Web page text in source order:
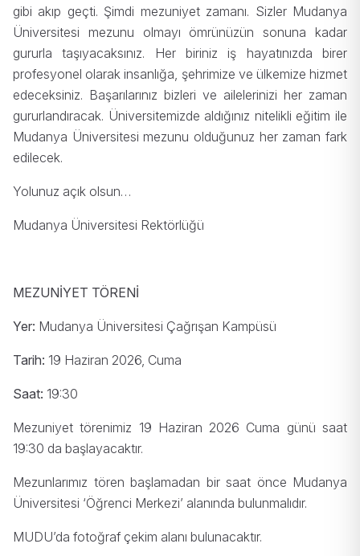
gibi akıp geçti. Şimdi mezuniyet zamanı. Sizler Mudanya
Üniversitesi mezunu olmayı ömrünüzün sonuna kadar
gururla taşıyacaksınız. Her biriniz iş hayatınızda birer
profesyonel olarak insanlığa, şehrimize ve ülkemize hizmet
edeceksiniz. Başarılarınız bizleri ve ailelerinizi her zaman
gururlandıracak. Üniversitemizde aldığınız nitelikli eğitim ile
Mudanya Üniversitesi mezunu olduğunuz her zaman fark
edilecek.
Yolunuz açık olsun…
Mudanya Üniversitesi Rektörlüğü
MEZUNİYET TÖRENİ
Yer: Mudanya Üniversitesi Çağrışan Kampüsü
Tarih: 19 Haziran 2026, Cuma
Saat: 19:30
Mezuniyet törenimiz 19 Haziran 2026 Cuma günü saat
19:30 da başlayacaktır.
Mezunlarımız tören başlamadan bir saat önce Mudanya
Üniversitesi ‘Öğrenci Merkezi’ alanında bulunmalıdır.
MUDU’da fotoğraf çekim alanı bulunacaktır.